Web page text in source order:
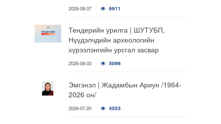
2026-08-07 6911
Тендерийн урилга | ШУТУБП,
Нүүдэлчдийн археологийн
хүрээлэнгийн урсгал засвар
2026-08-03 5096
Эмгэнэл | Жадамбын Ариун /1964-
2026 он/
2026-07-20 4553